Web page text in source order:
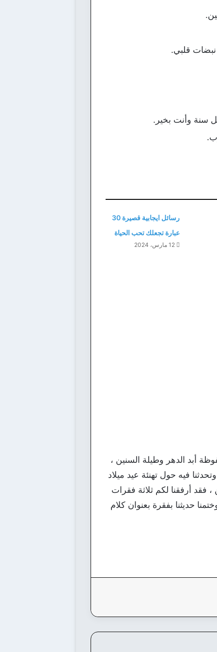
قلبي.
سنة وأنت بخير.
رسائل ايجابية قصيرة 30
عبارة تجعلك تحب الحياة
12 مارس، 2024
أبد الدهر وطيلة السنين ،
فيه حول تهنئة عيد ميلاد
فقد أرفقنا لكم ثلاثة فقرات
حديثنا بفقرة بعنوان كلام